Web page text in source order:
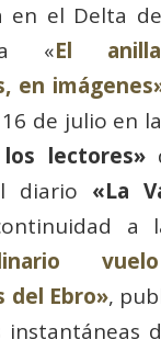
en el Delta
«El
en
de julio en
lectores»
diario «La
a
del Ebro»,
instantáneas